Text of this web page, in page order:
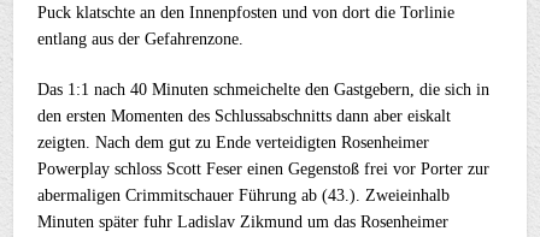
Puck klatschte an den Innenpfosten und von dort die Torlinie
entlang aus der Gefahrenzone.
Das 1:1 nach 40 Minuten schmeichelte den Gastgebern, die sich in
den ersten Momenten des Schlussabschnitts dann aber eiskalt
zeigten. Nach dem gut zu Ende verteidigten Rosenheimer
Powerplay schloss Scott Feser einen Gegenstoß frei vor Porter zur
abermaligen Crimmitschauer Führung ab (43.). Zweieinhalb
Minuten später fuhr Ladislav Zikmund um das Rosenheimer